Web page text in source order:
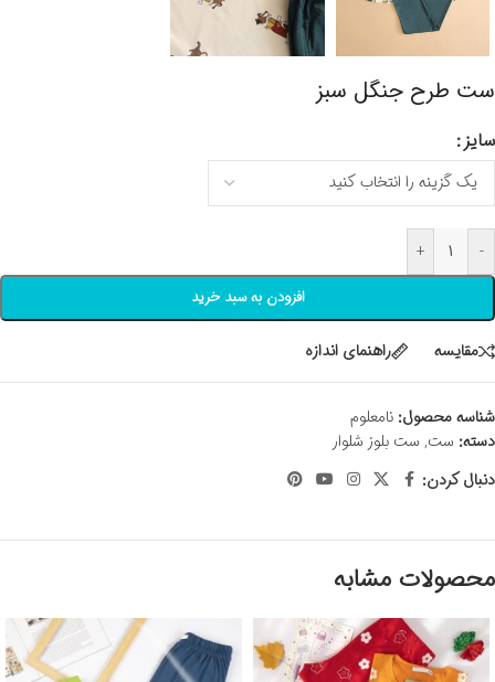
ست طرح جنگل سبز
سایز
-
+
افزودن به سبد خرید
مقايسه راهنمای اندازه
شناسه محصول: نامعلوم
دسته: ست, ست بلوز شلوار
دنبال کردن:
محصولات مشابه